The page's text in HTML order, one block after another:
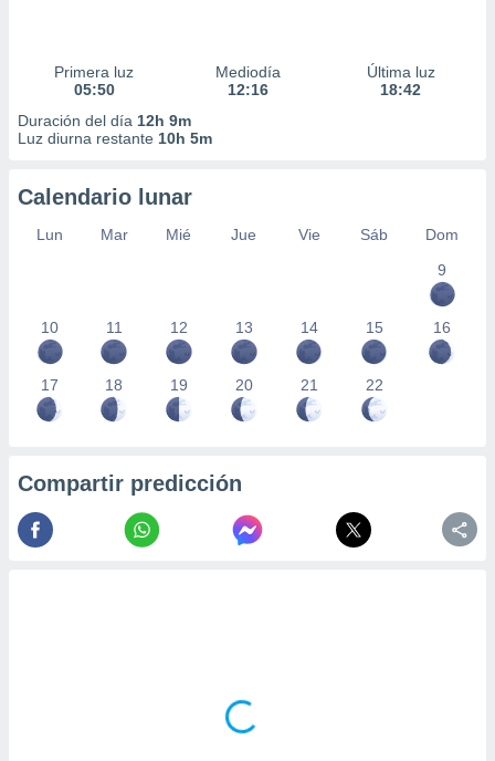
Primera luz
05:50
Mediodía
12:16
Última luz
18:42
Duración del día 12h 9m
Luz diurna restante 10h 5m
Calendario lunar
Lun Mar Mié Jue Vie Sáb
Dom
9
10 11 12 13 14 15 16
17 18 19 20 21 22
Compartir predicción